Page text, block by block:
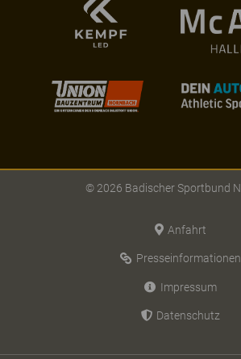
© 2026 Badischer Sportbund
Anfahrt
Presseinformationen
Impressum
Datenschutz